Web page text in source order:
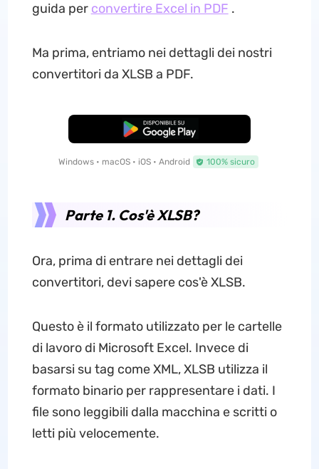
guida per convertire Excel in PDF .
Ma prima, entriamo nei dettagli dei nostri
convertitori da XLSB a PDF.
Download Gratis
Windows • macOS • iOS • Android 100% sicuro
Parte 1. Cos'è XLSB?
Ora, prima di entrare nei dettagli dei
convertitori, devi sapere cos'è XLSB.
Questo è il formato utilizzato per le cartelle
di lavoro di Microsoft Excel. Invece di
basarsi su tag come XML, XLSB utilizza il
formato binario per rappresentare i dati. I
file sono leggibili dalla macchina e scritti o
letti più velocemente.